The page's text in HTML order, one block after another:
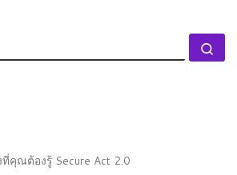
คุณต้องรู้ Secure Act 2.0